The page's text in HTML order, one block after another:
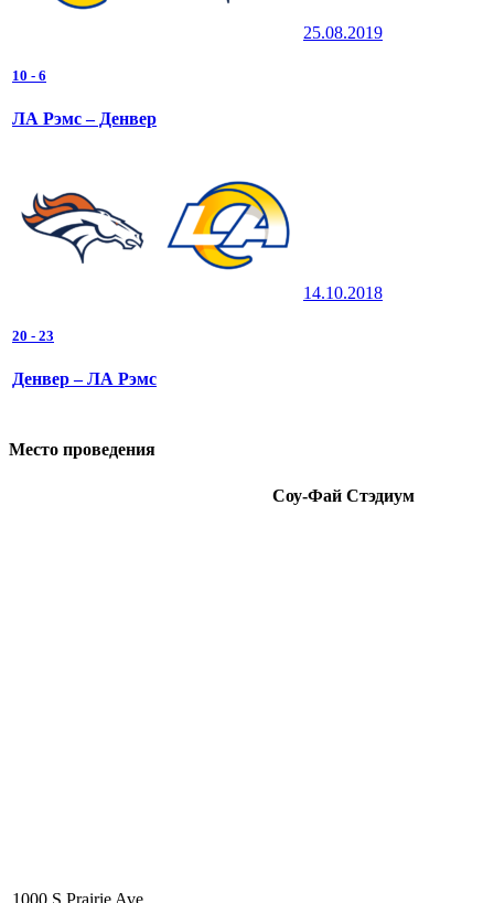
25.08.2019
10 - 6
ЛА Рэмс – Денвер
14.10.2018
20 - 23
Денвер – ЛА Рэмс
Место проведения
Соу-Фай Стэдиум